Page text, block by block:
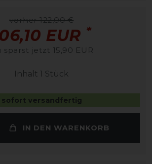
vorher 122,00 €
EUR *
sparst jetzt 15,90 EUR
Inhalt 1 Stück
sofort versandfertig
IN DEN WARENKORB